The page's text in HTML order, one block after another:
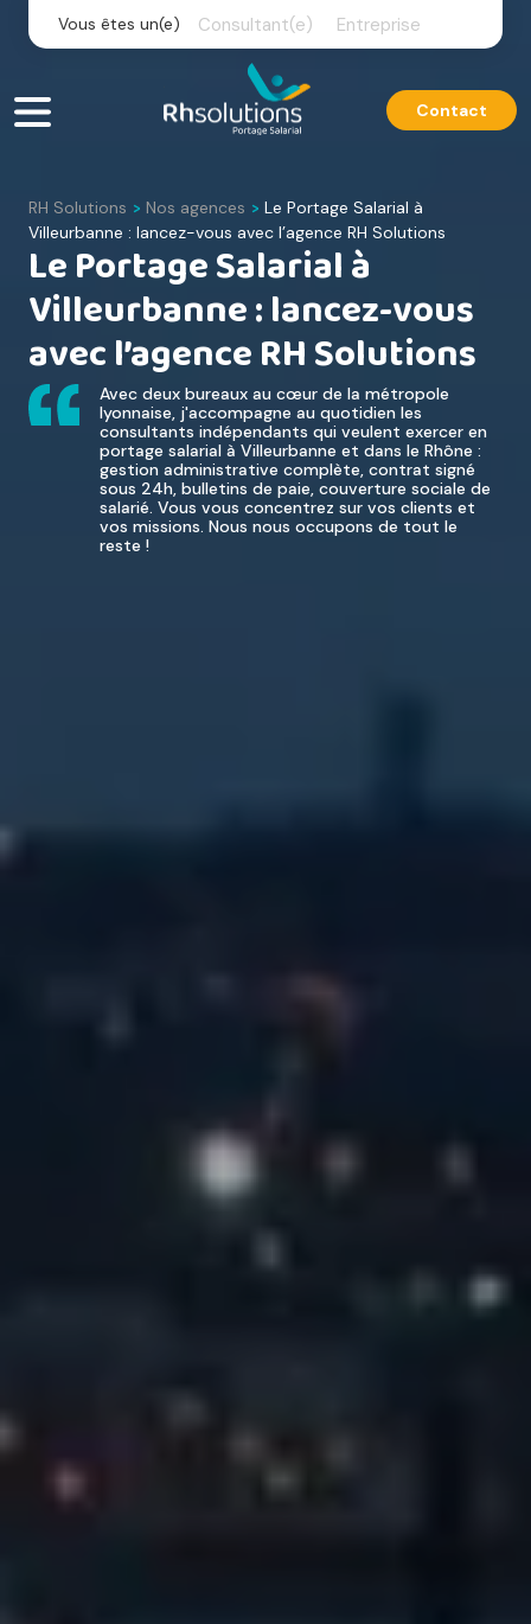
Vous êtes un(e) Consultant(e) Entreprise
Contact
RH Solutions > Nos agences > Le Portage Salarial à
Villeurbanne : lancez-vous avec l’agence RH Solutions
Le Portage Salarial à
Villeurbanne : lancez-vous
avec l’agence RH Solutions
Avec deux bureaux au cœur de la métropole
lyonnaise, j'accompagne au quotidien les
consultants indépendants qui veulent exercer en
portage salarial à Villeurbanne et dans le Rhône :
gestion administrative complète, contrat signé
sous 24h, bulletins de paie, couverture sociale de
salarié. Vous vous concentrez sur vos clients et
vos missions. Nous nous occupons de tout le
reste !